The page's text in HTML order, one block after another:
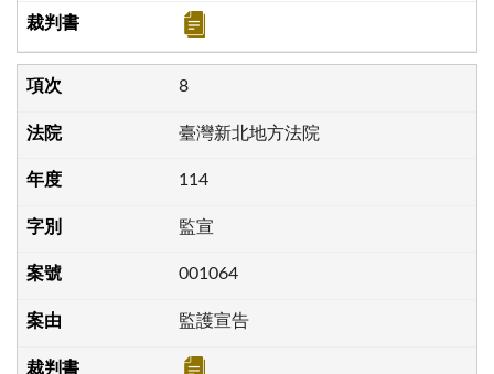
8
臺灣新北地方法院
114
監宣
001064
監護宣告